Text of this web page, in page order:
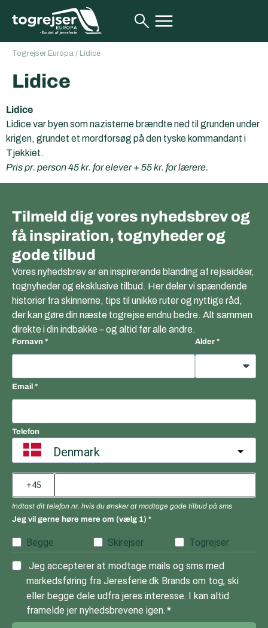
Togrejser Europa / Lidice
Lidice
Lidice
Lidice var byen som nazisterne brændte ned til grunden under
krigen, grundet et mordforsøg på den tyske kommandant i
Tjekkiet.
Pris pr. person 45 kr. for elever + 55 kr. for lærere.
Tilmeld dig vores nyhedsbrev og
få inspiration, tognyheder og
gode tilbud
Vores nyhedsbrev er en inspirerende blanding af rejseidéer,
tognyheder og eksklusive tilbud. Her deler vi spændende
historier fra skinnerne, tips til unikke ruter og nyttige råd,
der kan gøre din næste togrejse endnu bedre. Alt sammen
direkte i din indbakke – og altid før alle andre.
Fornavn Alder
Email
Telefon
Denmark
Indtast dit telefon nr. hvis du ønsker at modtage gode tilbud på sms
Jeg vil gerne høre mere om (vælg 1)
Begge Skirejser Togrejser
Jeg accepterer at modtage mails og sms med
markedsføring fra Jeresferie.dk Brands om tog, ski
eller begge dele udfra jeres interesse. I kan altid
framelde jer nyhedsbrevene igen.